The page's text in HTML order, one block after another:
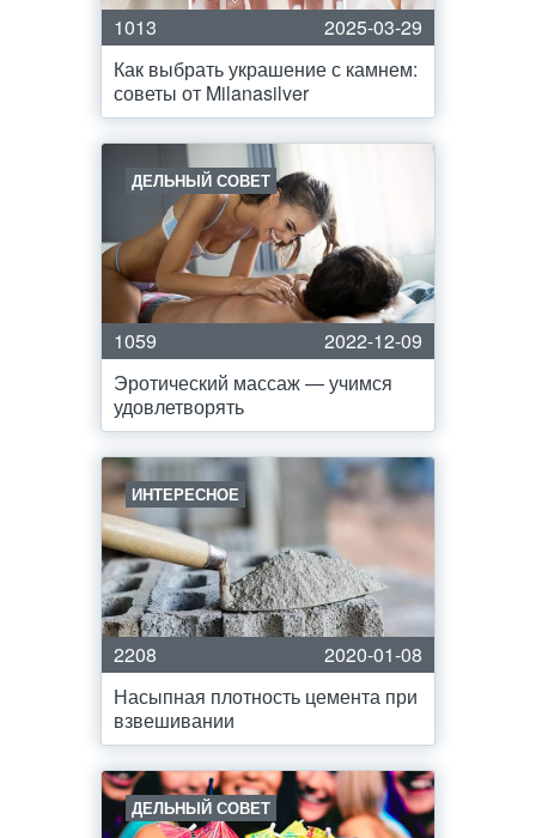
1013
2025-03-29
Как выбрать украшение с камнем:
советы от Milanasilver
ДЕЛЬНЫЙ СОВЕТ
1059
2022-12-09
Эротический массаж — учимся
удовлетворять
ИНТЕРЕСНОЕ
2208
2020-01-08
Насыпная плотность цемента при
взвешивании
ДЕЛЬНЫЙ СОВЕТ